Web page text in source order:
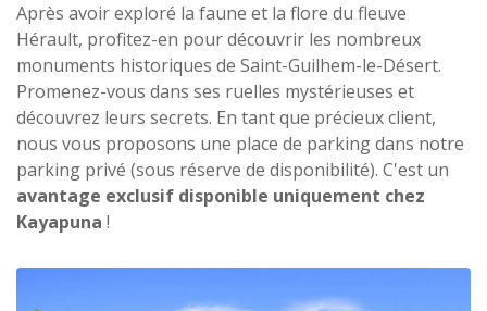
Après avoir exploré la faune et la flore du fleuve
Hérault, profitez-en pour découvrir les nombreux
monuments historiques de Saint-Guilhem-le-Désert.
Promenez-vous dans ses ruelles mystérieuses et
découvrez leurs secrets. En tant que précieux client,
nous vous proposons une place de parking dans notre
parking privé (sous réserve de disponibilité). C'est un
avantage exclusif disponible uniquement chez
Kayapuna !